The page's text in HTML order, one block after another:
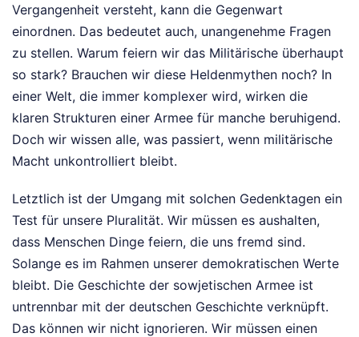
Vergangenheit versteht, kann die Gegenwart
einordnen. Das bedeutet auch, unangenehme Fragen
zu stellen. Warum feiern wir das Militärische überhaupt
so stark? Brauchen wir diese Heldenmythen noch? In
einer Welt, die immer komplexer wird, wirken die
klaren Strukturen einer Armee für manche beruhigend.
Doch wir wissen alle, was passiert, wenn militärische
Macht unkontrolliert bleibt.
Letztlich ist der Umgang mit solchen Gedenktagen ein
Test für unsere Pluralität. Wir müssen es aushalten,
dass Menschen Dinge feiern, die uns fremd sind.
Solange es im Rahmen unserer demokratischen Werte
bleibt. Die Geschichte der sowjetischen Armee ist
untrennbar mit der deutschen Geschichte verknüpft.
Das können wir nicht ignorieren. Wir müssen einen